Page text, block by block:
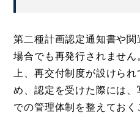
第二種計画認定通知書や
場合でも再発行されませ
上、再交付制度が設けら
め、認定を受けた際には
での管理体制を整えておく